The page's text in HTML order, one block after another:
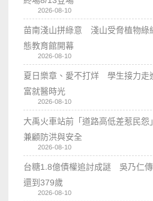
2026-08-10
苗南淺山拼綠意 淺山受脅植物綠
態教育館開幕
2026-08-10
夏日樂章、愛不打烊 學生接力走
富就醫時光
2026-08-10
大禹火車站前「道路高低差惹民
兼顧防洪與安全
2026-08-10
台糖1.8億債權追討成謎 吳乃仁
還到379歲
2026-08-10